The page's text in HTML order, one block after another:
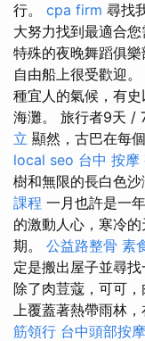
行。 cpa firm 尋找
大努力找到最適合
特殊的夜晚舞蹈俱
自由船上很受歡迎。
種宜人的氣候，有史
海灘。 旅行者9天 /
立 顯然，古巴在每
local seo 台中 按摩
樹和無限的長白色
課程 一月也許是一
的激動人心，寒冷
期。 公益路整骨 素
定是搬出屋子並尋找
除了肉荳蔻，可可
上覆蓋著熱帶雨林
筋領行 台中頭部按摩